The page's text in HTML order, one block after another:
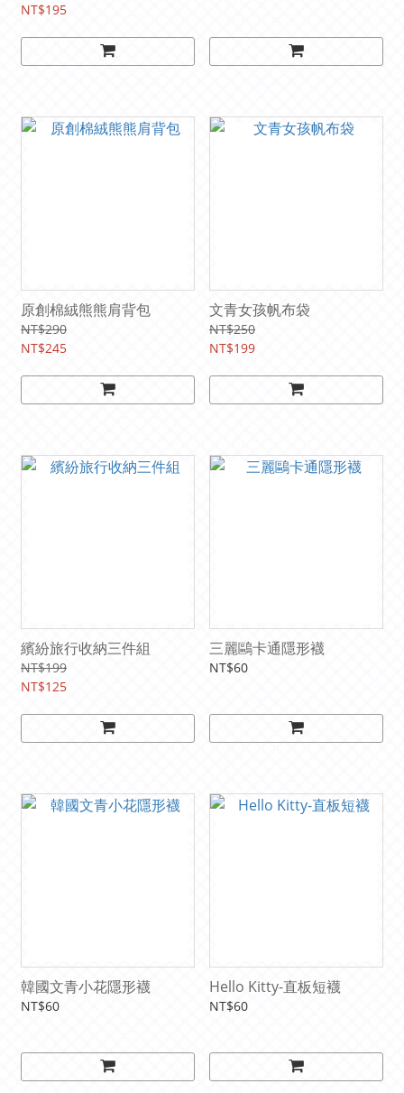
NT$195
原創棉絨熊熊肩背包
NT$290
NT$245
文青女孩帆布袋
NT$250
NT$199
繽紛旅行收納三件組
NT$199
NT$125
三麗鷗卡通隱形襪
NT$60
韓國文青小花隱形襪
NT$60
Hello Kitty-直板短襪
NT$60